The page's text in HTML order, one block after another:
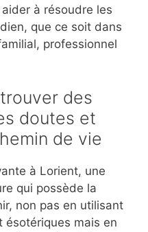
à résoudre les
que ce soit dans
professionnel
des
doutes et
de vie
à Lorient, une
qui possède la
non pas en utilisant
ésotériques mais en